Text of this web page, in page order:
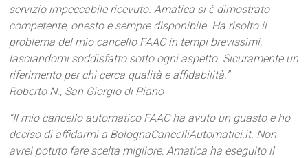
servizio impeccabile ricevuto. Amatica si è dimostrato
competente, onesto e sempre disponibile. Ha risolto il
problema del mio cancello FAAC in tempi brevissimi,
lasciandomi soddisfatto sotto ogni aspetto. Sicuramente un
riferimento per chi cerca qualità e affidabilità.”
Roberto N., San Giorgio di Piano
“Il mio cancello automatico FAAC ha avuto un guasto e ho
deciso di affidarmi a BolognaCancelliAutomatici.it. Non
avrei potuto fare scelta migliore: Amatica ha eseguito il